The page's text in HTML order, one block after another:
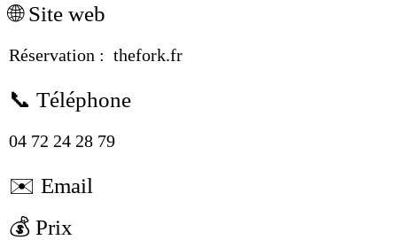
🌐 Site web
Réservation : thefork.fr
📞 Téléphone
04 72 24 28 79
✉️ Email
💰 Prix